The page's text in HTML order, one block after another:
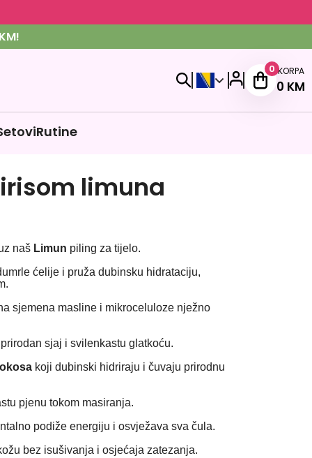
0 KORPA
0 KM
Rutine
limuna
naš Limun piling za tijelo.
ćelije i pruža dubinsku hidrataciju,
sjemena masline i mikroceluloze nježno
sjaj i svilenkastu glatkoću.
koji dubinski hidriraju i čuvaju prirodnu
pjenu tokom masiranja.
podiže energiju i osvježava sva čula.
bez isušivanja i osjećaja zatezanja.